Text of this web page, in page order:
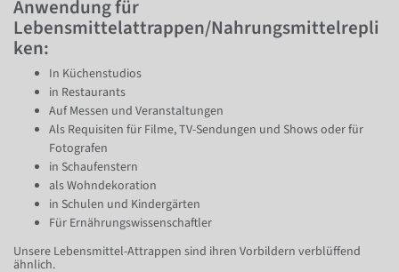
Anwendung für
Lebensmittelattrappen/Nahrungsmittelrepli
ken:
In Küchenstudios
in Restaurants
Auf Messen und Veranstaltungen
Als Requisiten für Filme, TV-Sendungen und Shows oder für
Fotografen
in Schaufenstern
als Wohndekoration
in Schulen und Kindergärten
Für Ernährungswissenschaftler
Unsere Lebensmittel-Attrappen sind ihren Vorbildern verblüffend
ähnlich.